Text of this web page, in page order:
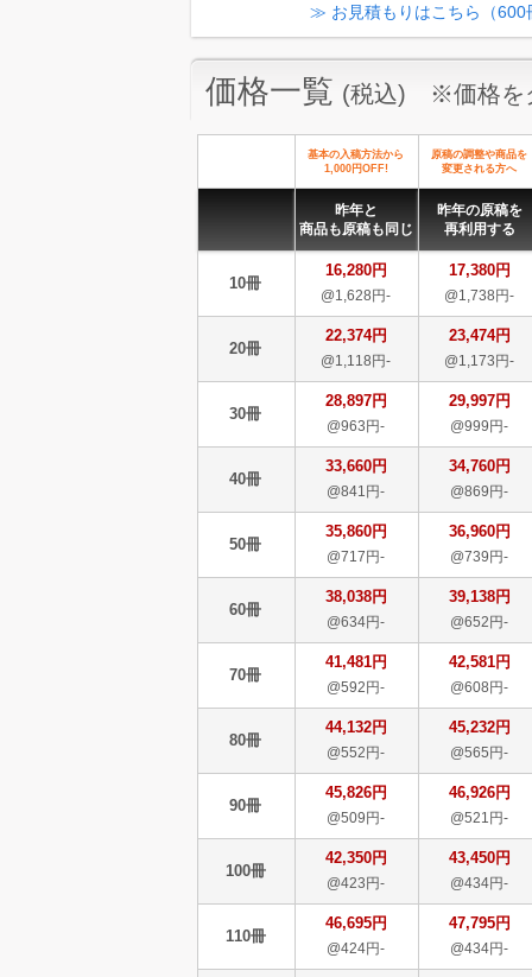
≫ お見積もりはこちら（600
価格一覧 (税込) ※価格を
基本の入稿方法から
1,000円OFF!
原稿の調整や商品を
変更される方へ
昨年と
商品も原稿も同じ
昨年の原稿を
再利用する
10冊
16,280円
@1,628円-
17,380円
@1,738円-
20冊
22,374円
@1,118円-
23,474円
@1,173円-
30冊
28,897円
@963円-
29,997円
@999円-
40冊
33,660円
@841円-
34,760円
@869円-
50冊
35,860円
@717円-
36,960円
@739円-
60冊
38,038円
@634円-
39,138円
@652円-
70冊
41,481円
@592円-
42,581円
@608円-
80冊
44,132円
@552円-
45,232円
@565円-
90冊
45,826円
@509円-
46,926円
@521円-
100冊
42,350円
@423円-
43,450円
@434円-
110冊
46,695円
@424円-
47,795円
@434円-